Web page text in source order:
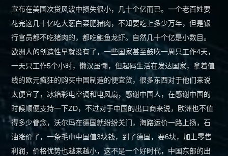
案例赏析
新闻中心
创始人专栏
关于光荣
宣布在美国次贷风波中损失很小，几十个亿而已。一个老百姓要
花完这几十亿吃大葱白菜肥猪肉，不知要吃上多少万年，但是银
行官员都不吃猪肉的，都吃鲍鱼龙虾。自然几十个亿是小数目。
欧洲人的创造性早就没有了，一些国家甚至鼓吹一周只工作4天，
一天只工作5个小时，懒汉虽懒，但起码生活在发达国家，拿着值
线的欧元疯狂的购买中国制造的便宜货，很多东西对于他们来说
太便宜了，冰箱彩电空调和电风扇，感谢中国人，在感谢中国的
时候顺便支持一下ZD，不过对于中国的出口商来说，欧洲也不值
得多少眷念，沃尔玛在德国就纷纷关门，海路运价一路上扬，石
油涨价了，一条毛巾中国值3块钱，到了德国，要6块，加上零售
利润，价格优势也越来越小，这不是一个好时代，中国东部的出